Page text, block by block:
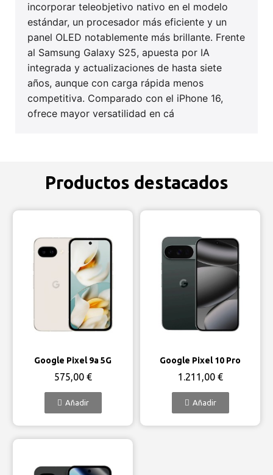
incorporar teleobjetivo nativo en el modelo
estándar, un procesador más eficiente y un
panel OLED notablemente más brillante. Frente
al Samsung Galaxy S25, apuesta por IA
integrada y actualizaciones de hasta siete
años, aunque con carga rápida menos
competitiva. Comparado con el iPhone 16,
ofrece mayor versatilidad en cá
Productos destacados
Vista rápida
Google Pixel 9a 5G
575,00 €
Añadir
Vista rápida
Google Pixel 10 Pro
1.211,00 €
Añadir